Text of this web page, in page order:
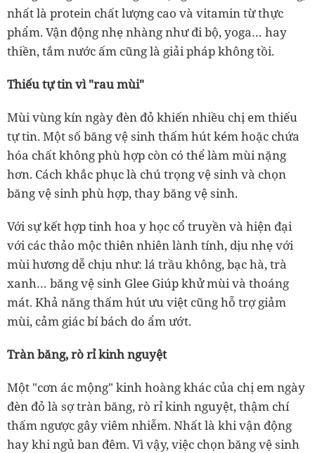
nhất là protein chất lượng cao và vitamin từ thực
phẩm. Vận động nhẹ nhàng như đi bộ, yoga… hay
thiền, tắm nước ấm cũng là giải pháp không tồi.
Thiếu tự tin vì "rau mùi"
Mùi vùng kín ngày đèn đỏ khiến nhiều chị em thiếu
tự tin. Một số băng vệ sinh thấm hút kém hoặc chứa
hóa chất không phù hợp còn có thể làm mùi nặng
hơn. Cách khắc phục là chú trọng vệ sinh và chọn
băng vệ sinh phù hợp, thay băng vệ sinh.
Với sự kết hợp tinh hoa y học cổ truyền và hiện đại
với các thảo mộc thiên nhiên lành tính, dịu nhẹ với
mùi hương dễ chịu như: lá trầu không, bạc hà, trà
xanh… băng vệ sinh Glee Giúp khử mùi và thoáng
mát. Khả năng thấm hút ưu việt cũng hỗ trợ giảm
mùi, cảm giác bí bách do ẩm ướt.
Tràn băng, rò rỉ kinh nguyệt
Một "cơn ác mộng" kinh hoàng khác của chị em ngày
đèn đỏ là sợ tràn băng, rò rỉ kinh nguyệt, thậm chí
thấm ngược gây viêm nhiễm. Nhất là khi vận động
hay khi ngủ ban đêm. Vì vậy, việc chọn băng vệ sinh